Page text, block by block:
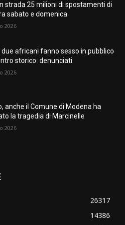
strada 25 milioni di spostamenti di
sabato e domenica
2026
due africani fanno sesso in pubblico
storico: denunciati
2026
anche il Comune di Modena ha
la tragedia di Marcinelle
2026
26317
14386